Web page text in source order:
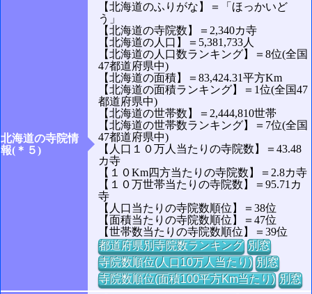
北海道の寺院情
報(＊５)
【北海道のふりがな】＝「ほっかいど
う」
【北海道の寺院数】＝2,340カ寺
【北海道の人口】＝5,381,733人
【北海道の人口数ランキング】＝8位(全国
47都道府県中)
【北海道の面積】＝83,424.31平方Km
【北海道の面積ランキング】＝1位(全国47
都道府県中)
【北海道の世帯数】＝2,444,810世帯
【北海道の世帯数ランキング】＝7位(全国
47都道府県中)
【人口１０万人当たりの寺院数】＝43.48
カ寺
【１０Km四方当たりの寺院数】＝2.8カ寺
【１０万世帯当たりの寺院数】＝95.71カ
寺
【人口当たりの寺院数順位】＝38位
【面積当たりの寺院数順位】＝47位
【世帯数当たりの寺院数順位】＝39位
都道府県別寺院数ランキング 別窓
寺院数順位(人口10万人当たり) 別窓
寺院数順位(面積100平方Km当たり) 別窓